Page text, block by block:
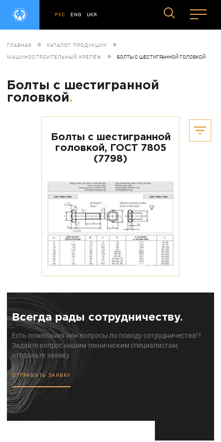
РУС ENG UKR
ГЛАВНАЯ КАТАЛОГ ПРОДУКЦИИ
МАШИНОСТРОИТЕЛЬНЫЙ КРЕПЁЖ БОЛТЫ С ШЕСТИГРАННОЙ ГОЛОВКОЙ
Болты с шестигранной
головкой.
Болты с шестигранной
головкой, ГОСТ 7805
(7798)
Всегда рады сотрудничеству.
Есть пожелания или вопросы по поводу сотрудничества!?
Задайте вопрос нашим техническим специалистам,
отправьте заявку.
ОТПРАВИТЬ ЗАЯВКУ